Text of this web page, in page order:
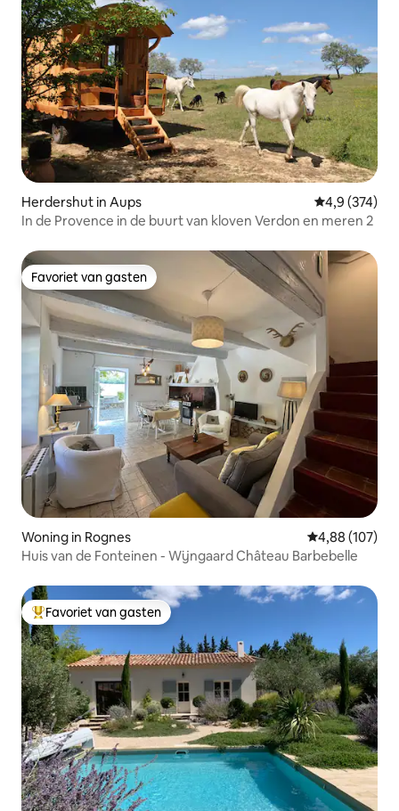
Herdershut in Aups Gemiddelde
4,9 (374)
In de Provence in de buurt van kloven Verdon en meren 2
Favoriet van gasten
Favoriet van gasten
Woning in Rognes Gemiddelde
4,88 (107)
Huis van de Fonteinen - Wijngaard Château Barbebelle
Topfavoriet van gasten
Favoriet van gasten